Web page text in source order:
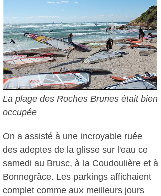
La plage des Roches Brunes était bien
occupée
On a assisté à une incroyable ruée
des adeptes de la glisse sur l'eau ce
samedi au Brusc, à la Coudoulière et à
Bonnegrâce. Les parkings affichaient
complet comme aux meilleurs jours